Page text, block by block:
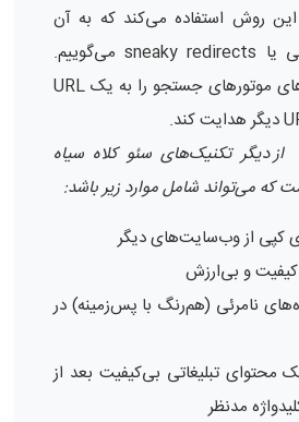
این روش استفاده می‌کند که به آن
ریدایرکت‌های یواشکی یا sneaky redirects می‌گوییم.
مثل وقتی که خزنده‌های موتورهای جستجو را به یک URL
از دیگر تکنیک‌های سئو کلاه سیاه
می‌تواند شامل موارد زیر باشد:
کپی از وب‌سایت‌های دیگر
و بی‌ارزش
نامرئی (هم‌رنگ با پس‌زمینه) در
محتوای تبلیغاتی بی‌کیفیت بعد از
مدنظر